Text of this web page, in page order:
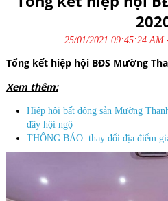
25/01/2021 09:45:24 AM
Tổng kết hiệp hội BĐS Mường
Xem thêm:
Hiệp hội bất động sản Mường
đây hội ngộ
THÔNG BÁO: thay đổi địa điểm